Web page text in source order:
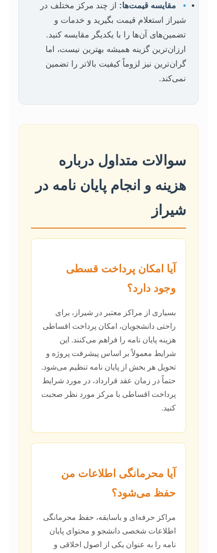
• مقایسه قیمت‌ها:از چند مرکز مختلف در
شیراز استعلام قیمت بگیرید و خدمات و
تضمین‌های آن‌ها را با یکدیگر مقایسه کنید.
ارزان‌ترین گزینه همیشه بهترین نیست، اما
گران‌ترین نیز لزوماً کیفیت بالاتر را تضمین
نمی‌کند.
سوالات متداول درباره
هزینه و انجام پایان نامه در
شیراز
آیا امکان پرداخت قسطی
وجود دارد؟
بسیاری از مراکز معتبر در شیراز، برای
راحتی دانشجویان، امکان پرداخت اقساطی
هزینه پایان نامه را فراهم می‌کنند. این
شرایط معمولاً بر اساس پیشرفت پروژه و
تحویل هر بخش از پایان نامه تنظیم می‌شود.
حتماً در زمان عقد قرارداد، در مورد شرایط
پرداخت اقساطی با مرکز مورد نظر صحبت
کنید.
آیا محرمانگی اطلاعات من
حفظ می‌شود؟
مراکز حرفه‌ای و باسابقه، حفظ محرمانگی
اطلاعات شخصی دانشجو و محتوای پایان
نامه را به عنوان یکی از اصول اخلاقی و